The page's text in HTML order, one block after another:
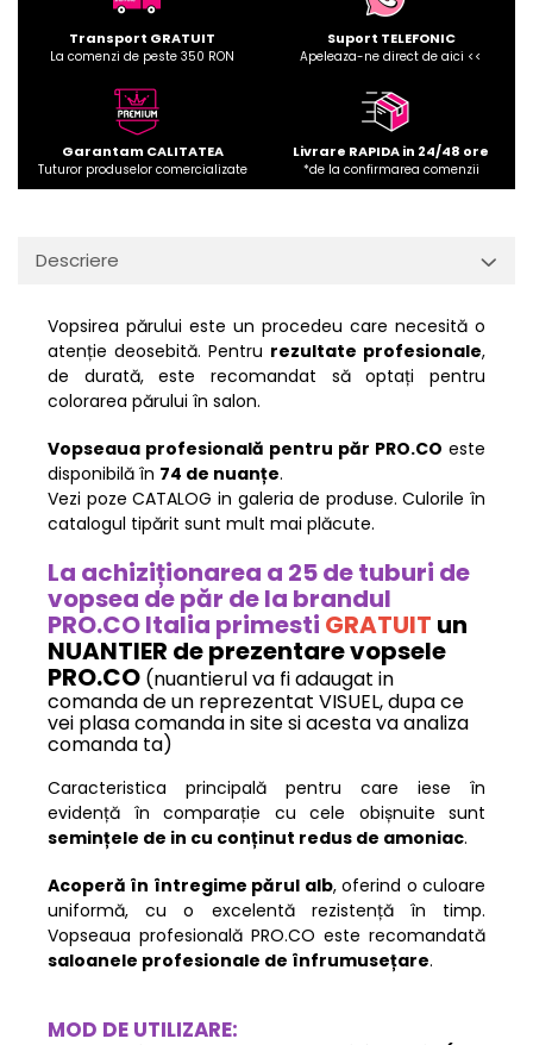
Transport GRATUIT
La comenzi de peste 350 RON
Suport TELEFONIC
Apeleaza-ne direct de aici <<
Garantam CALITATEA
Tuturor produselor comercializate
Livrare RAPIDA in 24/48 ore
*de la confirmarea comenzii
Descriere
Vopsirea părului este un procedeu care necesită o
atenție deosebită. Pentru rezultate profesionale,
de durată, este recomandat să optați pentru
colorarea părului în salon.
Vopseaua profesională pentru păr PRO.CO este
disponibilă în 74 de nuanțe.
Vezi poze CATALOG in galeria de produse. Culorile în
catalogul tipărit sunt mult mai plăcute.
La achiziționarea a 25 de tuburi de
vopsea de păr de la brandul
PRO.CO Italia primesti GRATUIT un
NUANTIER de prezentare vopsele
PRO.CO (nuantierul va fi adaugat in
comanda de un reprezentat VISUEL, dupa ce
vei plasa comanda in site si acesta va analiza
comanda ta)
Caracteristica principală pentru care iese în
evidență în comparație cu cele obișnuite sunt
semințele de in cu conținut redus de amoniac.
Acoperă în întregime părul alb, oferind o culoare
uniformă, cu o excelentă rezistență în timp.
Vopseaua profesională PRO.CO este recomandată
saloanele profesionale de înfrumusețare.
MOD DE UTILIZARE: